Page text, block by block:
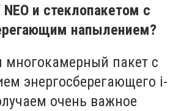
NEO и стеклопакетом с
напылением?
многокамерный пакет с
энергосберегающего i-
очень важное